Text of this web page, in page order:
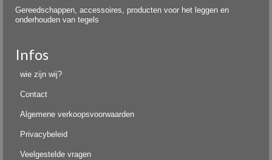
Gereedschappen, accessoires, producten voor het leggen en
onderhouden van tegels
Infos
wie zijn wij?
Contact
Algemene verkoopsvoorwaarden
Privacybeleid
Veelgestelde vragen